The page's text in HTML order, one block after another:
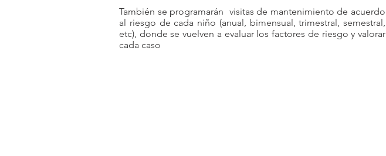
También se programarán visitas de mantenimiento de acuerdo
al riesgo de cada niño (anual, bimensual, trimestral, semestral,
etc), donde se vuelven a evaluar los factores de riesgo y valorar
cada caso